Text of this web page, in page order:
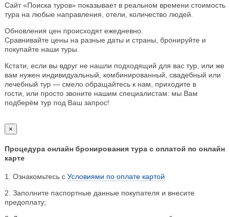
Сайт «Поиска туров» показывает в реальном времени стоимость
тура на любые направления, отели, количество людей.
Обновления цен происходят ежедневно.
Сравнивайте цены на разные даты и страны, бронируйте и
покупайте наши туры.
Кстати, если вы вдруг не нашли подходящий для вас тур, или же
вам нужен индивидуальный, комбинированный, свадебный или
лечебный тур — смело обращайтесь к нам, приходите в
гости, или просто звоните нашим специалистам: мы Вам
подберём тур под Ваш запрос!
×
Процедура онлайн бронирования тура с оплатой по онлайн
карте
1. Ознакомьтесь с Условиями по оплате картой
2. Заполните паспортные данные покупателя и внесите
предоплату;